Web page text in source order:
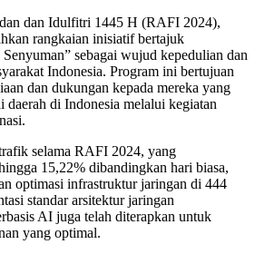
dan Idulfitri 1445 H (RAFI 2024),
rangkaian inisiatif bertajuk
sebagai wujud kepedulian dan
Indonesia. Program ini bertujuan
dan dukungan kepada mereka yang
daerah di Indonesia melalui kegiatan
selama RAFI 2024, yang
15,22% dibandingkan hari biasa,
optimasi infrastruktur jaringan di 444
standar arsitektur jaringan
AI juga telah diterapkan untuk
yang optimal.